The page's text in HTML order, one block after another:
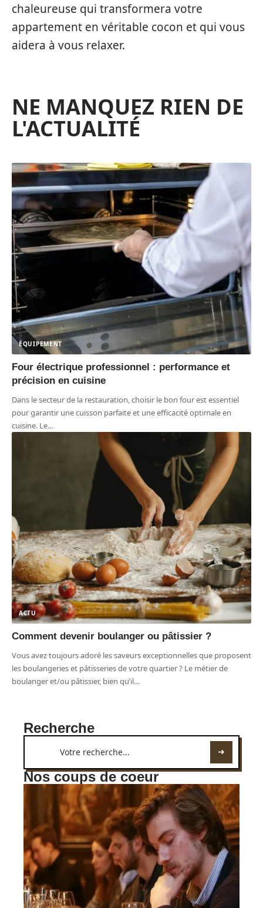
chaleureuse qui transformera votre
appartement en véritable cocon et qui vous
aidera à vous relaxer.
NE MANQUEZ RIEN DE
L'ACTUALITÉ
ÉQUIPEMENT
Four électrique professionnel : performance et
précision en cuisine
Dans le secteur de la restauration, choisir le bon four est essentiel
pour garantir une cuisson parfaite et une efficacité optimale en
cuisine. Le…
ACTU
Comment devenir boulanger ou pâtissier ?
Vous avez toujours adoré les saveurs exceptionnelles que proposent
les boulangeries et pâtisseries de votre quartier ? Le métier de
boulanger et/ou pâtissier, bien qu’il…
Recherche
Nos coups de coeur